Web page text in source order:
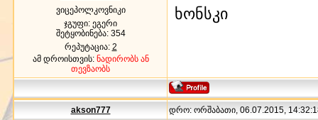
ვიცეპოლკოვნიკი
ჯგუფი: ეგერი
შეტყობინება: 354
რეპუტაცია: 2
ამ დროისთვის: ნადირობს ან
თევზაობს
ხონსკი
akson777 დრო: ორშაბათი, 06.07.2015,